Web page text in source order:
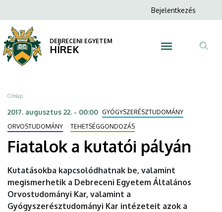
kutatói
pályán
DEBRECENI
EGYETEM
a
tartalomra
Anonim
menüje
Bejelentkezés
DEBRECENI EGYETEM
HÍREK
Morzsa
Címlap
2017. augusztus 22. - 00:00 GYÓGYSZERÉSZTUDOMÁNY
ORVOSTUDOMÁNY
TEHETSÉGGONDOZÁS
Fiatalok a kutatói pályán
Kutatásokba kapcsolódhatnak be, valamint
megismerhetik a Debreceni Egyetem Általános
Orvostudományi Kar, valamint a
Gyógyszerésztudományi Kar intézeteit azok a